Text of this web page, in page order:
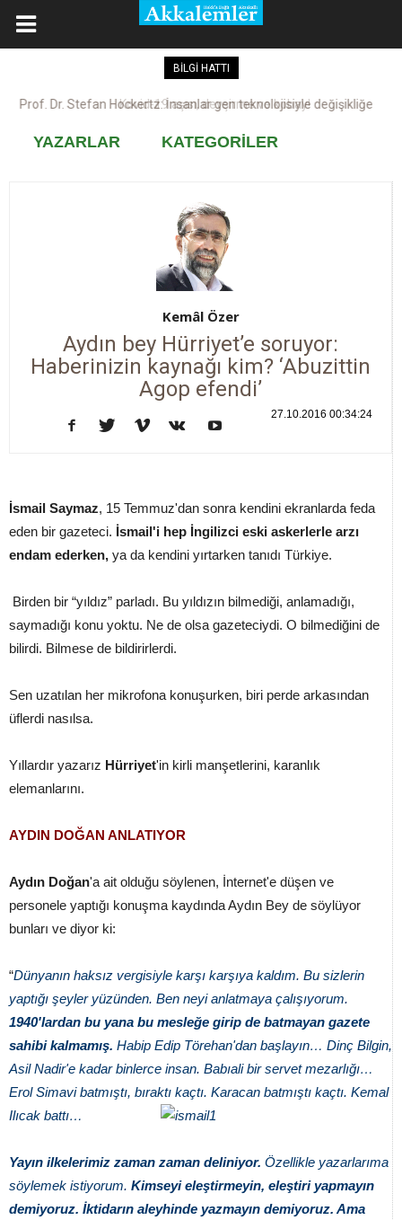
BİLGİ HATTI
Kovid-19 aşısı, devşirme ve kobay!
YAZARLAR KATEGORİLER
Kemâl Özer
Aydın bey Hürriyet’e soruyor:
Haberinizin kaynağı kim? ‘Abuzittin
Agop efendi’
27.10.2016 00:34:24
İsmail Saymaz, 15 Temmuz'dan sonra kendini ekranlarda feda
eden bir gazeteci. İsmail'i hep İngilizci eski askerlerle arzı
endam ederken, ya da kendini yırtarken tanıdı Türkiye.
Birden bir “yıldız” parladı. Bu yıldızın bilmediği, anlamadığı,
saymadığı konu yoktu. Ne de olsa gazeteciydi. O bilmediğini de
bilirdi. Bilmese de bildirirlerdi.
Sen uzatılan her mikrofona konuşurken, biri perde arkasından
üflerdi nasılsa.
Yıllardır yazarız Hürriyet'in kirli manşetlerini, karanlık
elemanlarını.
AYDIN DOĞAN ANLATIYOR
Aydın Doğan'a ait olduğu söylenen, İnternet'e düşen ve
personele yaptığı konuşma kaydında Aydın Bey de söylüyor
bunları ve diyor ki:
“Dünyanın haksız vergisiyle karşı karşıya kaldım. Bu sizlerin
yaptığı şeyler yüzünden. Ben neyi anlatmaya çalışıyorum.
1940'lardan bu yana bu mesleğe girip de batmayan gazete
sahibi kalmamış. Habip Edip Törehan'dan başlayın… Dinç Bilgin,
Asil Nadir'e kadar binlerce insan. Babıali bir servet mezarlığı…
Erol Simavi batmıştı, bıraktı kaçtı. Karacan batmıştı kaçtı. Kemal
Ilıcak battı…
Yayın ilkelerimiz zaman zaman deliniyor. Özellikle yazarlarıma
söylemek istiyorum. Kimseyi eleştirmeyin, eleştiri yapmayın
demiyoruz. İktidarın aleyhinde yazmayın demiyoruz. Ama